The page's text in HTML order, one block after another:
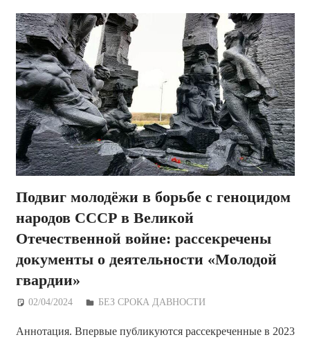
Подвиг молодёжи в борьбе с геноцидом
народов СССР в Великой
Отечественной войне: рассекречены
документы о деятельности «Молодой
гвардии»
02/04/2024 Дежурный по Редакции
БЕЗ СРОКА ДАВНОСТИ
Аннотация. Впервые публикуются рассекреченные в 2023